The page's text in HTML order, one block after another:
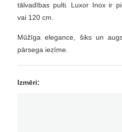
tālvadības pulti. Luxor Inox ir
vai 120 cm.
Mūžīga elegance, šiks un
pārsega iezīme.
Izmēri: